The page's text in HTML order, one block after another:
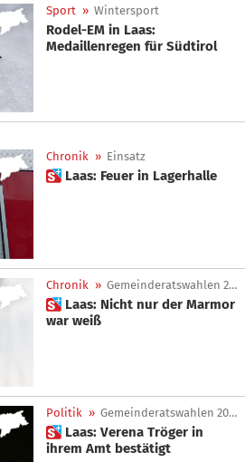
Sport » Wintersport
Rodel-EM in Laas:
Medaillenregen für Südtirol
Chronik » Einsatz
 Laas: Feuer in Lagerhalle
Chronik » Gemeinderatswahlen 2025
 Laas: Nicht nur der Marmor
war weiß
Politik » Gemeinderatswahlen 2025
 Laas: Verena Tröger in
ihrem Amt bestätigt